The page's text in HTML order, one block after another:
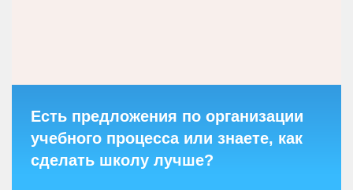
Есть предложения по организации
учебного процесса или знаете, как
сделать школу лучше?